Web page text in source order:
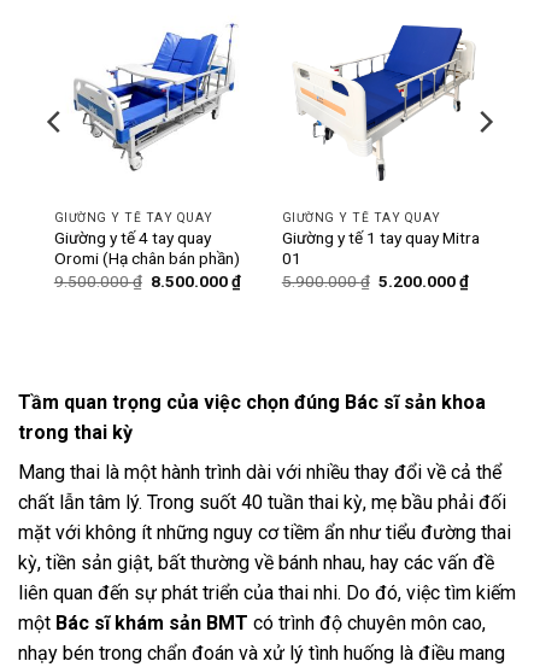
GIƯỜNG Y TẾ TAY QUAY
Giường y tế 4 tay quay
Oromi (Hạ chân bán phần)
9.500.000₫ Giá
8.500.000₫Giá
hiện
GIƯỜNG Y TẾ TAY QUAY
Giường y tế 1 tay quay Mitra
01
5.900.000₫ Giá
5.200.000₫Giá
hiện
Tầm quan trọng của việc chọn đúng Bác sĩ sản khoa
trong thai kỳ
Mang thai là một hành trình dài với nhiều thay đổi về cả thể
chất lẫn tâm lý. Trong suốt 40 tuần thai kỳ, mẹ bầu phải đối
mặt với không ít những nguy cơ tiềm ẩn như tiểu đường thai
kỳ, tiền sản giật, bất thường về bánh nhau, hay các vấn đề
liên quan đến sự phát triển của thai nhi. Do đó, việc tìm kiếm
một Bác sĩ khám sản BMT có trình độ chuyên môn cao,
nhạy bén trong chẩn đoán và xử lý tình huống là điều mang